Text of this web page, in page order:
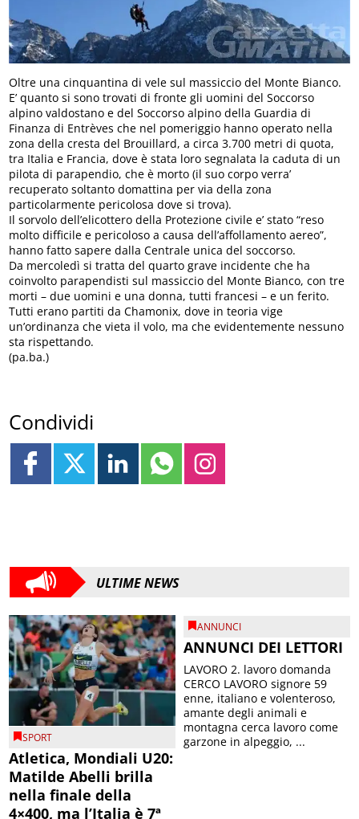
Oltre una cinquantina di vele sul massiccio del Monte Bianco.
E’ quanto si sono trovati di fronte gli uomini del Soccorso
alpino valdostano e del Soccorso alpino della Guardia di
Finanza di Entrèves che nel pomeriggio hanno operato nella
zona della cresta del Brouillard, a circa 3.700 metri di quota,
tra Italia e Francia, dove è stata loro segnalata la caduta di un
pilota di parapendio, che è morto (il suo corpo verra’
recuperato soltanto domattina per via della zona
particolarmente pericolosa dove si trova).
Il sorvolo dell’elicottero della Protezione civile e’ stato “reso
molto difficile e pericoloso a causa dell’affollamento aereo”,
hanno fatto sapere dalla Centrale unica del soccorso.
Da mercoledì si tratta del quarto grave incidente che ha
coinvolto parapendisti sul massiccio del Monte Bianco, con tre
morti – due uomini e una donna, tutti francesi – e un ferito.
Tutti erano partiti da Chamonix, dove in teoria vige
un’ordinanza che vieta il volo, ma che evidentemente nessuno
sta rispettando.
(pa.ba.)
Condividi
ULTIME NEWS
SPORT
Atletica, Mondiali U20:
Matilde Abelli brilla
nella finale della
4×400, ma l’Italia è 7ª
ANNUNCI
ANNUNCI DEI LETTORI
LAVORO 2. lavoro domanda
CERCO LAVORO signore 59
enne, italiano e volenteroso,
amante degli animali e
montagna cerca lavoro come
garzone in alpeggio, ...